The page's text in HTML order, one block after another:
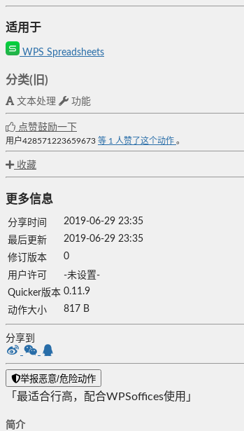
适用于
WPS Spreadsheets
分类(旧)
文本处理 功能
点赞鼓励一下
用户428571223659673 等 1 人赞了这个动作 。
收藏
更多信息
分享时间
2019-06-29 23:35
最后更新
2019-06-29 23:35
修订版本
0
用户许可
-未设置-
Quicker版本 0.11.9
动作大小
817 B
分享到
举报恶意/危险动作
「最适合行高，配合WPSoffices使用」
简介